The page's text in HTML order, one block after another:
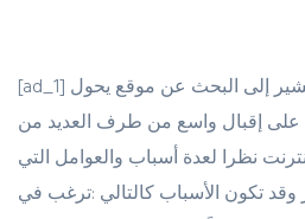
[ad_1] يحظى السؤال التالي الذي يشير إلى البحث عن موقع يحول
على إقبال واسع من طرف العديد من
نظرا لعدة أسباب والعوامل التي
تكون الأسباب كالتالي :ترغب في